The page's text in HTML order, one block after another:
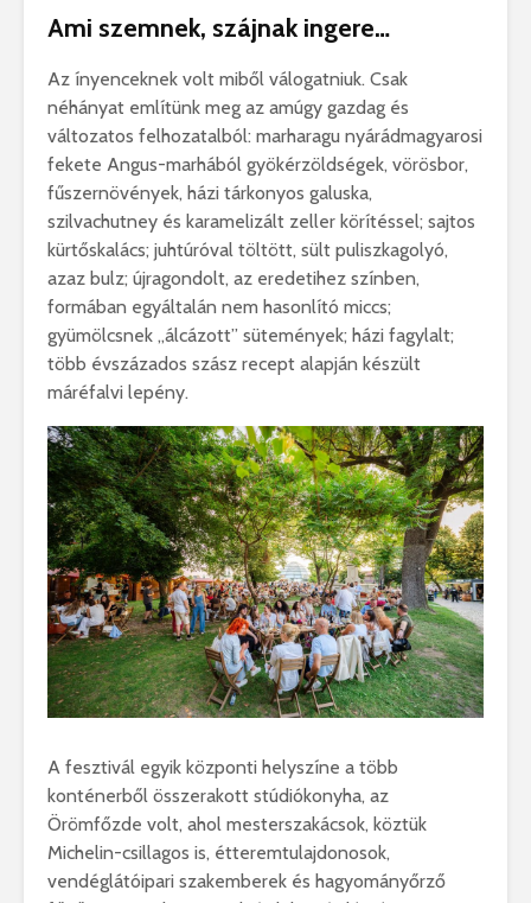
Ami szemnek, szájnak ingere…
Az ínyenceknek volt miből válogatniuk. Csak
néhányat említünk meg az amúgy gazdag és
változatos felhozatalból: marharagu nyárádmagyarosi
fekete Angus-marhából gyökérzöldségek, vörösbor,
fűszernövények, házi tárkonyos galuska,
szilvachutney és karamelizált zeller körítéssel; sajtos
kürtőskalács; juhtúróval töltött, sült puliszkagolyó,
azaz bulz; újragondolt, az eredetihez színben,
formában egyáltalán nem hasonlító miccs;
gyümölcsnek „álcázott” sütemények; házi fagylalt;
több évszázados szász recept alapján készült
máréfalvi lepény.
A fesztivál egyik központi helyszíne a több
konténerből összerakott stúdiókonyha, az
Örömfőzde volt, ahol mesterszakácsok, köztük
Michelin-csillagos is, étteremtulajdonosok,
vendéglátóipari szakemberek és hagyományőrző